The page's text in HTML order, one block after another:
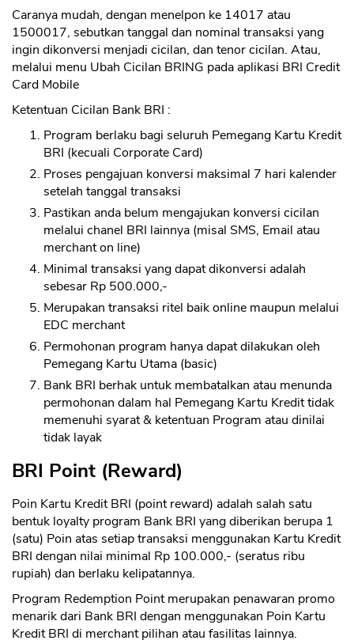
Caranya mudah, dengan menelpon ke 14017 atau
1500017, sebutkan tanggal dan nominal transaksi yang
ingin dikonversi menjadi cicilan, dan tenor cicilan. Atau,
melalui menu Ubah Cicilan BRING pada aplikasi BRI Credit
Card Mobile
Ketentuan Cicilan Bank BRI :
Program berlaku bagi seluruh Pemegang Kartu Kredit
BRI (kecuali Corporate Card)
Proses pengajuan konversi maksimal 7 hari kalender
setelah tanggal transaksi
Pastikan anda belum mengajukan konversi cicilan
melalui chanel BRI lainnya (misal SMS, Email atau
merchant on line)
Minimal transaksi yang dapat dikonversi adalah
sebesar Rp 500.000,-
Merupakan transaksi ritel baik online maupun melalui
EDC merchant
Permohonan program hanya dapat dilakukan oleh
Pemegang Kartu Utama (basic)
Bank BRI berhak untuk membatalkan atau menunda
permohonan dalam hal Pemegang Kartu Kredit tidak
memenuhi syarat & ketentuan Program atau dinilai
tidak layak
BRI Point (Reward)
Poin Kartu Kredit BRI (point reward) adalah salah satu
bentuk loyalty program Bank BRI yang diberikan berupa 1
(satu) Poin atas setiap transaksi menggunakan Kartu Kredit
BRI dengan nilai minimal Rp 100.000,- (seratus ribu
rupiah) dan berlaku kelipatannya.
Program Redemption Point merupakan penawaran promo
menarik dari Bank BRI dengan menggunakan Poin Kartu
Kredit BRI di merchant pilihan atau fasilitas lainnya.